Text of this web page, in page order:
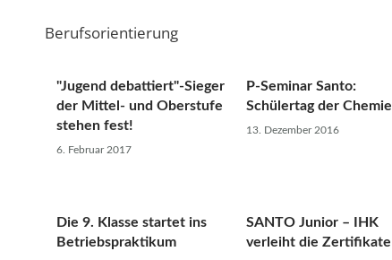
Berufsorientierung
"Jugend debattiert"-Sieger
der Mittel- und Oberstufe
stehen fest!
6. Februar 2017
P-Seminar Santo:
Schülertag der Chemie
13. Dezember 2016
Die 9. Klasse startet ins
Betriebspraktikum
SANTO Junior – IHK
verleiht die Zertifikate